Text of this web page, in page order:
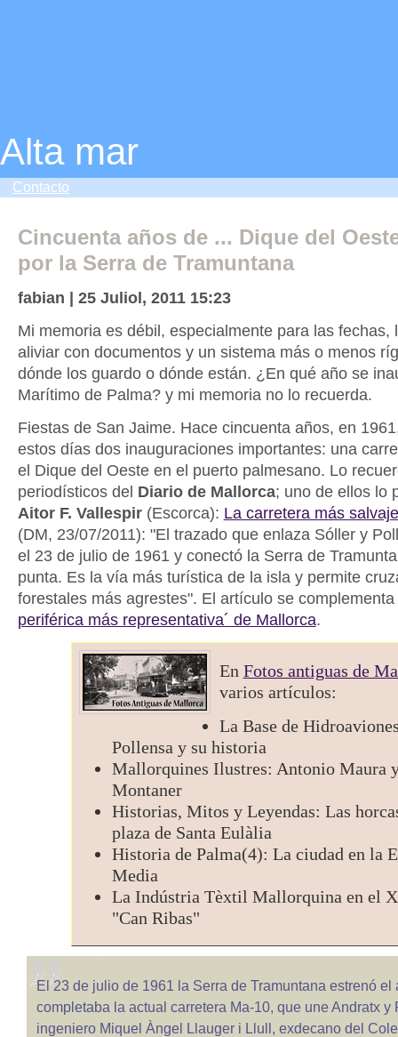
Alta mar
Contacto
Cincuenta años de ... Dique del
por la Serra de Tramuntana
fabian | 25 Juliol, 2011 15:23
Mi memoria es débil, especialmente para las fechas,
aliviar con documentos y un sistema más o menos
dónde los guardo o dónde están. ¿En qué año se
Marítimo de Palma? y mi memoria no lo recuerda.
Fiestas de San Jaime. Hace cincuenta años, en
estos días dos inauguraciones importantes: una
el Dique del Oeste en el puerto palmesano. Lo
periodísticos del Diario de Mallorca; uno de ellos lo
Aitor F. Vallespir(Escorca): La carretera más
(DM, 23/07/2011): "El trazado que enlaza Sóller y
el 23 de julio de 1961 y conectó la Serra de
punta. Es la vía más turística de la isla y permite
forestales más agrestes". El artículo se
periférica más representativa´ de Mallorca.
En Fotos antiguas de
varios artículos:
La Base de
Pollensa y su historia
Mallorquines Ilustres: Antonio Maura
Montaner
Historias, Mitos y Leyendas: Las
plaza de Santa Eulàlia
Historia de Palma(4): La ciudad en la
Media
La Indústria Tèxtil Mallorquina en el
"Can Ribas"
El 23 de julio de 1961 la Serra de Tramuntana estrenó el
completaba la actual carretera Ma-10, que une Andratx y
ingeniero Miquel Àngel Llauger i Llull, exdecano del